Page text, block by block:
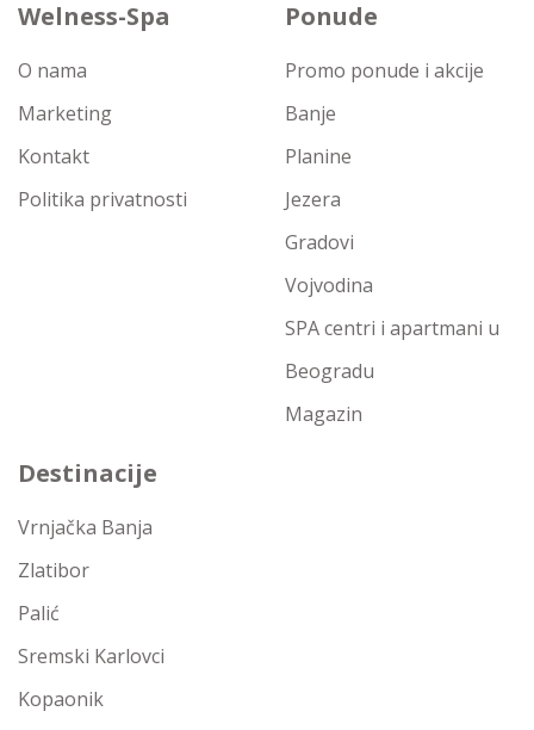
Welness-Spa
O nama
Marketing
Kontakt
Politika privatnosti
Ponude
Promo ponude i akcije
Banje
Planine
Jezera
Gradovi
Vojvodina
SPA centri i apartmani u
Beogradu
Magazin
Destinacije
Vrnjačka Banja
Zlatibor
Palić
Sremski Karlovci
Kopaonik